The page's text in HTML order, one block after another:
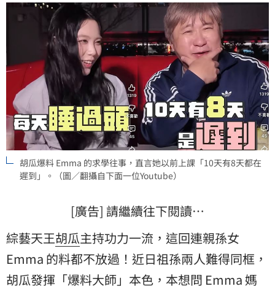
胡瓜爆料 Emma 的求學往事，直言她以前上課「10天有8天都在
遲到」。（圖／翻攝自下面一位Youtube）
[廣告] 請繼續往下閱讀…
綜藝天王胡瓜主持功力一流，這回連親孫女
Emma 的料都不放過！近日祖孫兩人難得同框，
胡瓜發揮「爆料大師」本色，本想問 Emma 媽